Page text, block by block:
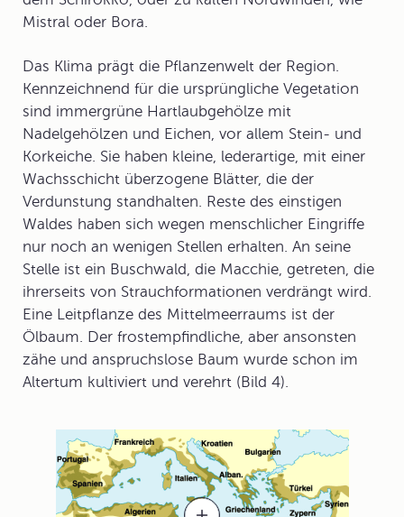
Mistral oder Bora.
Das Klima prägt die Pflanzenwelt der Region.
Kennzeichnend für die ursprüngliche Vegetation
sind immergrüne Hartlaubgehölze mit
Nadelgehölzen und Eichen, vor allem Stein- und
Korkeiche. Sie haben kleine, lederartige, mit einer
Wachsschicht überzogene Blätter, die der
Verdunstung standhalten. Reste des einstigen
Waldes haben sich wegen menschlicher Eingriffe
nur noch an wenigen Stellen erhalten. An seine
Stelle ist ein Buschwald, die Macchie, getreten, die
ihrerseits von Strauchformationen verdrängt wird.
Eine Leitpflanze des Mittelmeerraums ist der
Ölbaum. Der frostempfindliche, aber ansonsten
zähe und anspruchslose Baum wurde schon im
Altertum kultiviert und verehrt (Bild 4).